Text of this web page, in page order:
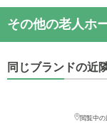
ニチイケアセ
設写真を見る
・月額費用が
・要介護度：要
ニチイケアセ
・住所：埼玉県
・最寄り駅：
ニチイケアセン
その他の老人ホ
同じブランドの近
閲覧中の